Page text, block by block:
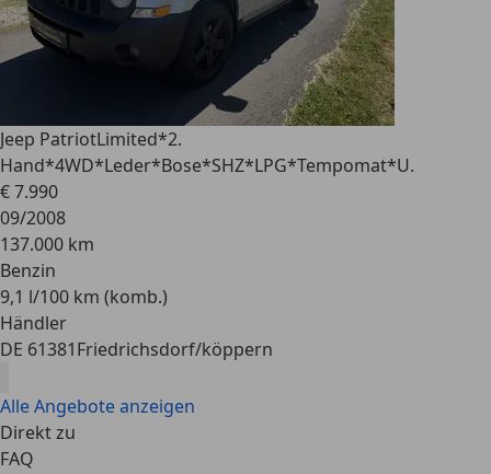
Jeep PatriotLimited*2.
Hand*4WD*Leder*Bose*SHZ*LPG*Tempomat*U.
€ 7.990
09/2008
137.000 km
Benzin
9,1 l/100 km (komb.)
Händler
DE 61381Friedrichsdorf/köppern
Alle Angebote anzeigen
Direkt zu
FAQ